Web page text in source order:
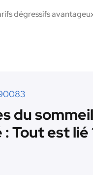
dégressifs
du
Tout est lié